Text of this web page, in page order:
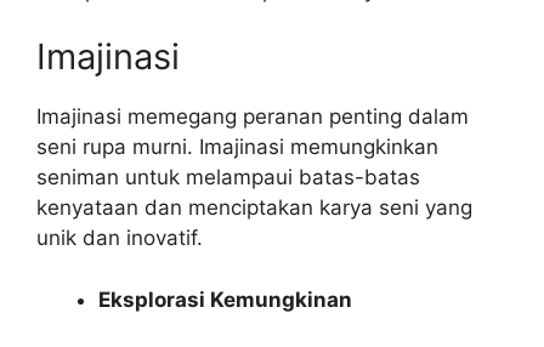
Imajinasi
Imajinasi memegang peranan penting dalam
seni rupa murni. Imajinasi memungkinkan
seniman untuk melampaui batas-batas
kenyataan dan menciptakan karya seni yang
unik dan inovatif.
Eksplorasi Kemungkinan